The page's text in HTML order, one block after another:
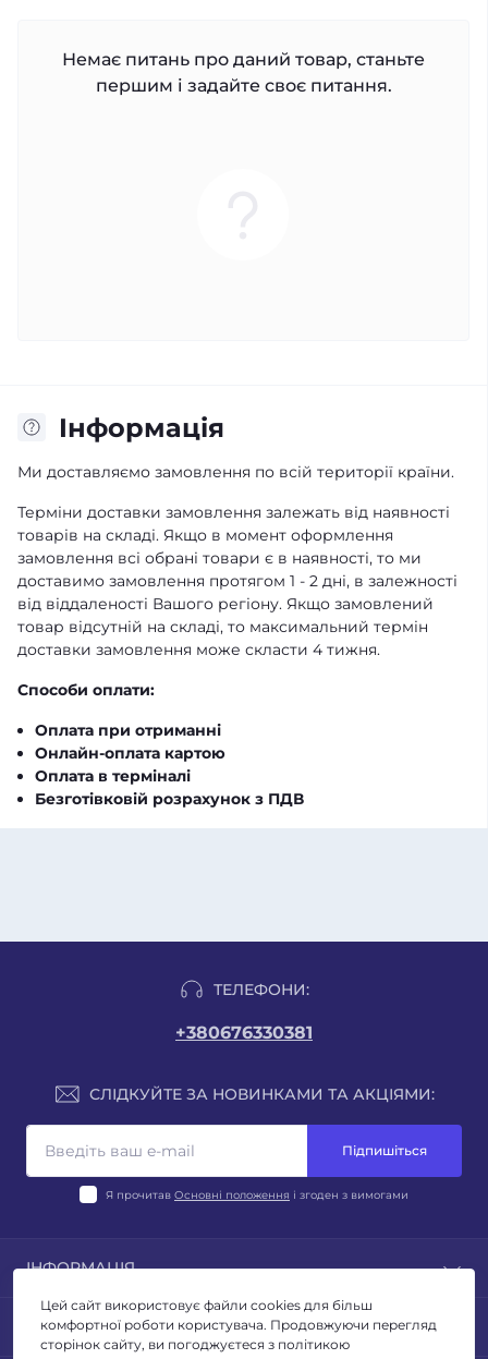
Немає питань про даний товар, станьте
першим і задайте своє питання.
Iнформація
Ми доставляємо замовлення по всій території країни.
Терміни доставки замовлення залежать від наявності
товарів на складі. Якщо в момент оформлення
замовлення всі обрані товари є в наявності, то ми
доставимо замовлення протягом 1 - 2 дні, в залежності
від віддаленості Вашого регіону. Якщо замовлений
товар відсутній на складі, то максимальний термін
доставки замовлення може скласти 4 тижня.
Способи оплати:
Оплата при отриманні
Онлайн-оплата картою
Оплата в терміналі
Безготівковій розрахунок з ПДВ
ТЕЛЕФОНИ:
+380676330381
СЛІДКУЙТЕ ЗА НОВИНКАМИ ТА АКЦІЯМИ:
Підпишіться
Я прочитав Основні положення і згоден з вимогами
ІНФОРМАЦІЯ
Блог
Відгуки
ПОПУЛЯРНЕ
Цей сайт використовує файли cookies для більш
комфортної роботи користувача. Продовжуючи перегляд
сторінок сайту, ви погоджуєтеся з політикою